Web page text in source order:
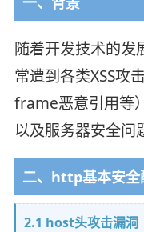
随着开发技术的发
常遭到各类XSS攻
frame恶意引用等
以及服务器安全问
二、http基本安全
2.1 host头攻击漏洞